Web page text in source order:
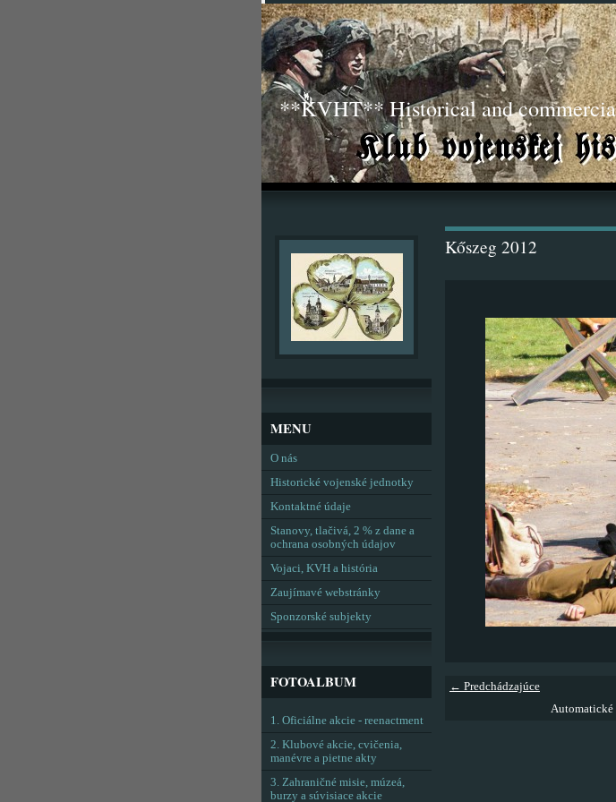
**KVHT** Historical and
Kőszeg 2012
← Predchádzajúce
Automatické
MENU
O nás
Historické vojenské jednotky
Kontaktné údaje
Stanovy, tlačivá, 2 % z dane a
ochrana osobných údajov
Vojaci, KVH a história
Zaujímavé webstránky
Sponzorské subjekty
FOTOALBUM
1. Oficiálne akcie - reenactment
2. Klubové akcie, cvičenia,
manévre a pietne akty
3. Zahraničné misie, múzeá,
burzy a súvisiace akcie